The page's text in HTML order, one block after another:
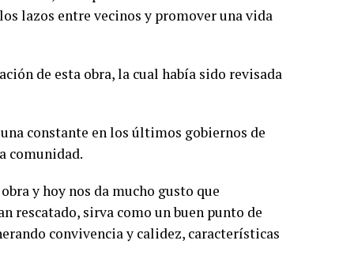
lazos entre vecinos y promover una vida
de esta obra, la cual había sido revisada
constante en los últimos gobiernos de
comunidad.
y hoy nos da mucho gusto que
rescatado, sirva como un buen punto de
convivencia y calidez, características